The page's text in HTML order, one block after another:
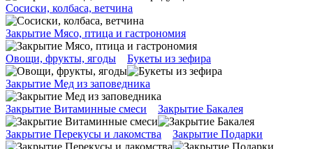
Сосиски, колбаса, ветчина
Закрытие Мясо, птица и гастрономия
Овощи, фрукты, ягоды Букеты из зефира
Закрытие Мед из заповедника
Закрытие Витаминные смеси Закрытие Бакалея
Закрытие Перекусы и лакомства Закрытие Подарки